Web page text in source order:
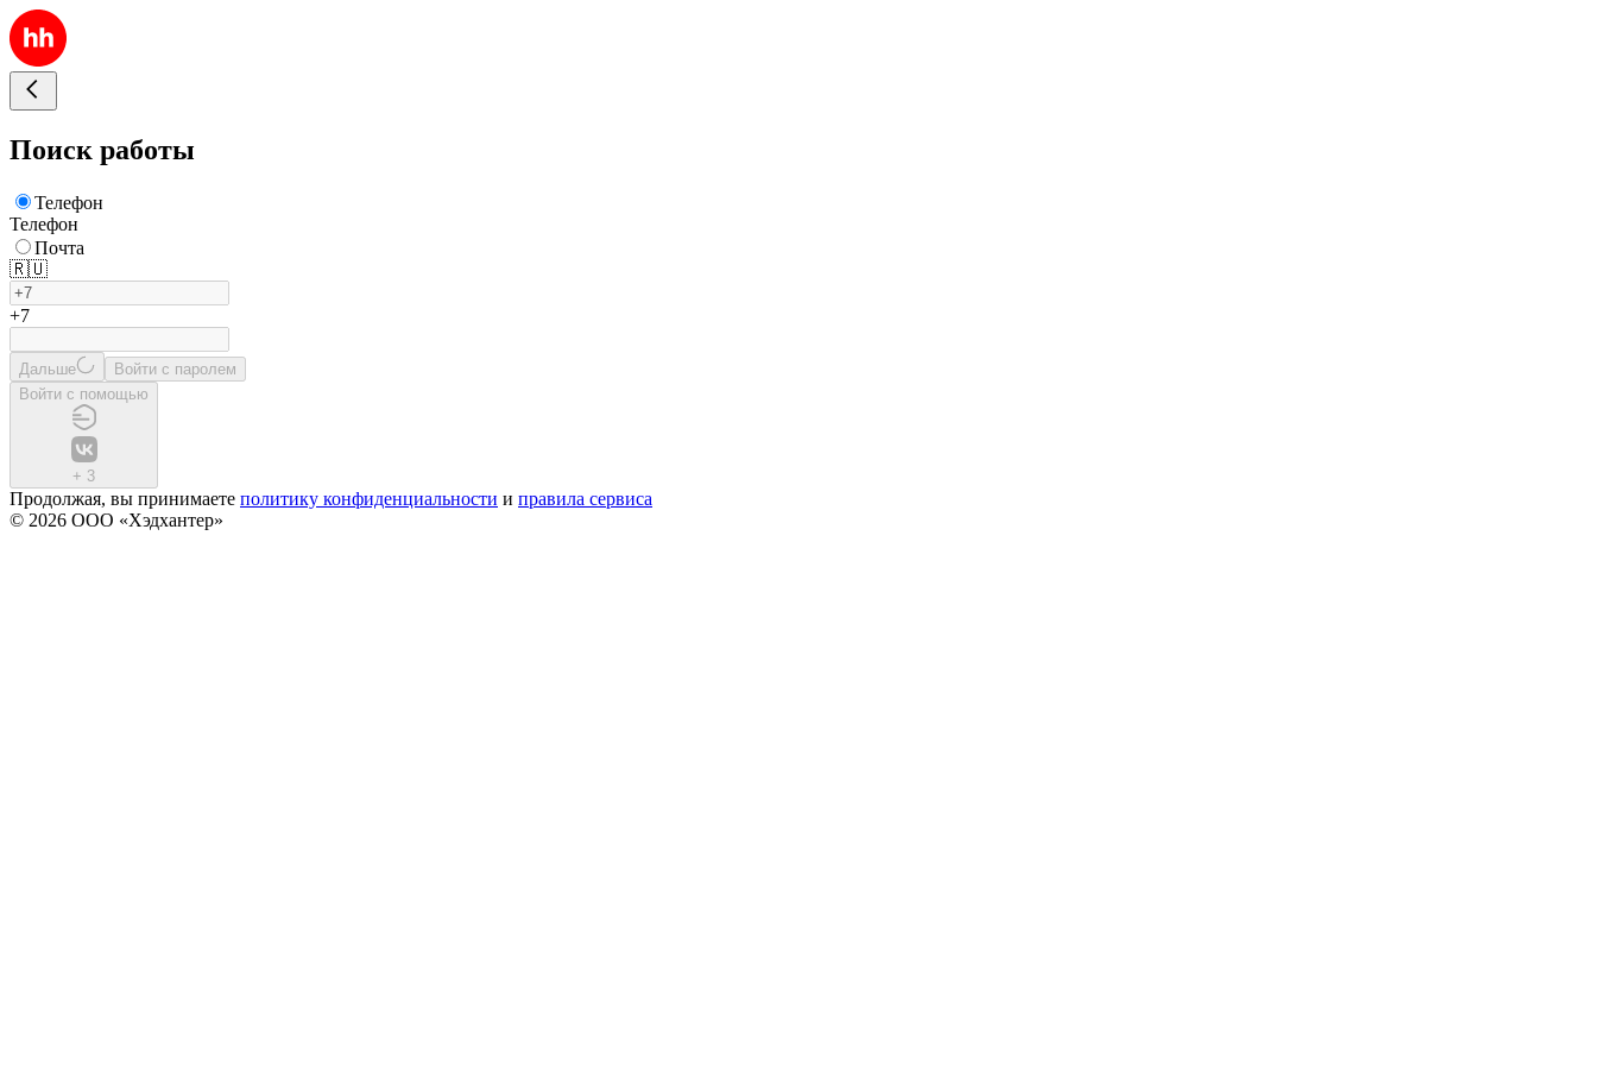
Поиск работы
Телефон
Телефон
Почта
🇷🇺
+7
Дальше
Войти с паролем
Войти с помощью
+ 3
Продолжая, вы принимаете политику конфиденциальности и правила сервиса
© 2026 ООО «Хэдхантер»